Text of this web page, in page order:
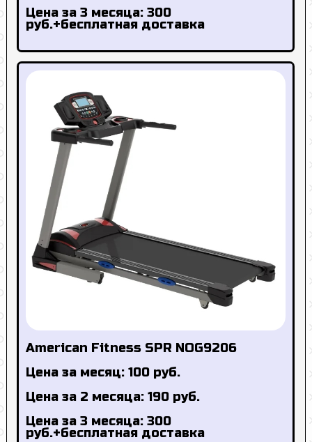
Цена за 3 месяца: 300
руб.+бесплатная доставка
American Fitness SPR NOG9206
Цена за месяц: 100 руб.
Цена за 2 месяца: 190 руб.
Цена за 3 месяца: 300
руб.+бесплатная доставка